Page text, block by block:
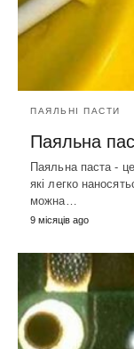
ПАЯЛЬНІ ПАСТИ
Паяльна
Паяльна паста -
які легко
можна…
9 місяців ago